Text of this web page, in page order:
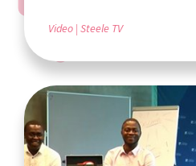
Video Steele TV